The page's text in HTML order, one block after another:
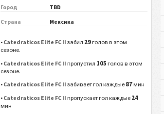
Город
TBD
Страна
Мексика
• Catedraticos Elite FC II забил 29голов в этом
сезоне.
• Catedraticos Elite FC II пропустил 105 голов в этом
сезоне.
• Catedraticos Elite FC II забивает гол каждые 87мин
• Catedraticos Elite FC II пропускает гол каждые 24
мин